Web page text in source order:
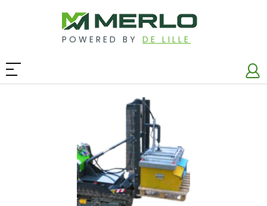
POWERED BY DE LILLE